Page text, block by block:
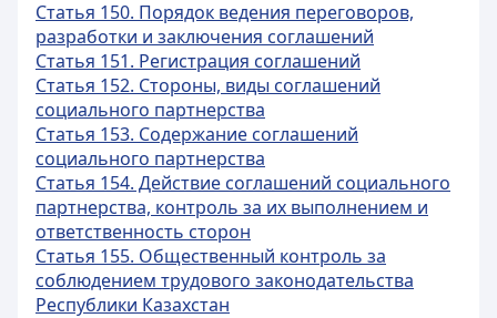
Статья 150. Порядок ведения переговоров,
разработки и заключения соглашений
Статья 151. Регистрация соглашений
Статья 152. Стороны, виды соглашений
социального партнерства
Статья 153. Содержание соглашений
социального партнерства
Статья 154. Действие соглашений социального
партнерства, контроль за их выполнением и
ответственность сторон
Статья 155. Общественный контроль за
соблюдением трудового законодательства
Республики Казахстан